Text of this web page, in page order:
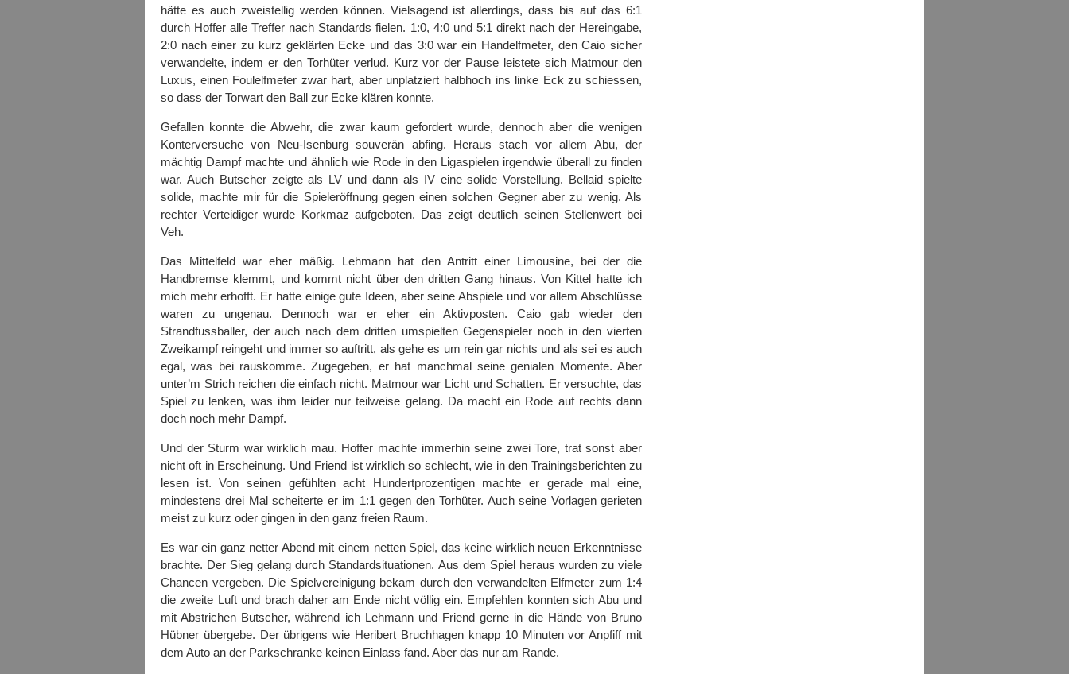
hätte es auch zweistellig werden können. Vielsagend ist allerdings, dass bis auf das 6:1
durch Hoffer alle Treffer nach Standards fielen. 1:0, 4:0 und 5:1 direkt nach der Hereingabe,
2:0 nach einer zu kurz geklärten Ecke und das 3:0 war ein Handelfmeter, den Caio sicher
verwandelte, indem er den Torhüter verlud. Kurz vor der Pause leistete sich Matmour den
Luxus, einen Foulelfmeter zwar hart, aber unplatziert halbhoch ins linke Eck zu schiessen,
so dass der Torwart den Ball zur Ecke klären konnte.
Gefallen konnte die Abwehr, die zwar kaum gefordert wurde, dennoch aber die wenigen
Konterversuche von Neu-Isenburg souverän abfing. Heraus stach vor allem Abu, der
mächtig Dampf machte und ähnlich wie Rode in den Ligaspielen irgendwie überall zu finden
war. Auch Butscher zeigte als LV und dann als IV eine solide Vorstellung. Bellaid spielte
solide, machte mir für die Spieleröffnung gegen einen solchen Gegner aber zu wenig. Als
rechter Verteidiger wurde Korkmaz aufgeboten. Das zeigt deutlich seinen Stellenwert bei
Veh.
Das Mittelfeld war eher mäßig. Lehmann hat den Antritt einer Limousine, bei der die
Handbremse klemmt, und kommt nicht über den dritten Gang hinaus. Von Kittel hatte ich
mich mehr erhofft. Er hatte einige gute Ideen, aber seine Abspiele und vor allem Abschlüsse
waren zu ungenau. Dennoch war er eher ein Aktivposten. Caio gab wieder den
Strandfussballer, der auch nach dem dritten umspielten Gegenspieler noch in den vierten
Zweikampf reingeht und immer so auftritt, als gehe es um rein gar nichts und als sei es auch
egal, was bei rauskomme. Zugegeben, er hat manchmal seine genialen Momente. Aber
unter’m Strich reichen die einfach nicht. Matmour war Licht und Schatten. Er versuchte, das
Spiel zu lenken, was ihm leider nur teilweise gelang. Da macht ein Rode auf rechts dann
doch noch mehr Dampf.
Und der Sturm war wirklich mau. Hoffer machte immerhin seine zwei Tore, trat sonst aber
nicht oft in Erscheinung. Und Friend ist wirklich so schlecht, wie in den Trainingsberichten zu
lesen ist. Von seinen gefühlten acht Hundertprozentigen machte er gerade mal eine,
mindestens drei Mal scheiterte er im 1:1 gegen den Torhüter. Auch seine Vorlagen gerieten
meist zu kurz oder gingen in den ganz freien Raum.
Es war ein ganz netter Abend mit einem netten Spiel, das keine wirklich neuen Erkenntnisse
brachte. Der Sieg gelang durch Standardsituationen. Aus dem Spiel heraus wurden zu viele
Chancen vergeben. Die Spielvereinigung bekam durch den verwandelten Elfmeter zum 1:4
die zweite Luft und brach daher am Ende nicht völlig ein. Empfehlen konnten sich Abu und
mit Abstrichen Butscher, während ich Lehmann und Friend gerne in die Hände von Bruno
Hübner übergebe. Der übrigens wie Heribert Bruchhagen knapp 10 Minuten vor Anpfiff mit
dem Auto an der Parkschranke keinen Einlass fand. Aber das nur am Rande.